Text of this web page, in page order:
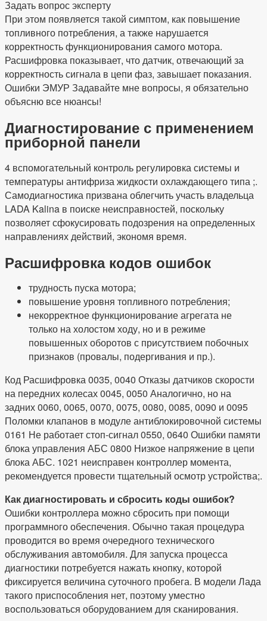
Задать вопрос эксперту
При этом появляется такой симптом, как повышение
топливного потребления, а также нарушается
корректность функционирования самого мотора.
Расшифровка показывает, что датчик, отвечающий за
корректность сигнала в цепи фаз, завышает показания.
Ошибки ЭМУР Задавайте мне вопросы, я обязательно
объясню все нюансы!
Диагностирование с применением
приборной панели
4 вспомогательный контроль регулировка системы и
температуры антифриза жидкости охлаждающего типа ;.
Самодиагностика призвана облегчить участь владельца
LADA Kalina в поиске неисправностей, поскольку
позволяет сфокусировать подозрения на определенных
направлениях действий, экономя время.
Расшифровка кодов ошибок
трудность пуска мотора;
повышение уровня топливного потребления;
некорректное функционирование агрегата не
только на холостом ходу, но и в режиме
повышенных оборотов с присутствием побочных
признаков (провалы, подергивания и пр.).
Код Расшифровка 0035, 0040 Отказы датчиков скорости
на передних колесах 0045, 0050 Аналогично, но на
задних 0060, 0065, 0070, 0075, 0080, 0085, 0090 и 0095
Поломки клапанов в модуле антиблокировочной системы
0161 Не работает стоп-сигнал 0550, 0640 Ошибки памяти
блока управления АБС 0800 Низкое напряжение в цепи
блока АБС. 1021 неисправен контроллер момента,
рекомендуется провести тщательный осмотр устройства;.
Как диагностировать и сбросить коды ошибок?
Ошибки контроллера можно сбросить при помощи
программного обеспечения. Обычно такая процедура
проводится во время очередного технического
обслуживания автомобиля. Для запуска процесса
диагностики потребуется нажать кнопку, которой
фиксируется величина суточного пробега. В модели Лада
такого приспособления нет, поэтому уместно
воспользоваться оборудованием для сканирования.